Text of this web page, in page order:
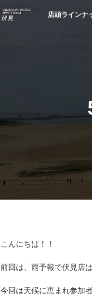
YSP伏見店頭ラインナ
こんにちは！！
前回は、雨予報で伏見店
今回は天候に恵まれ参加